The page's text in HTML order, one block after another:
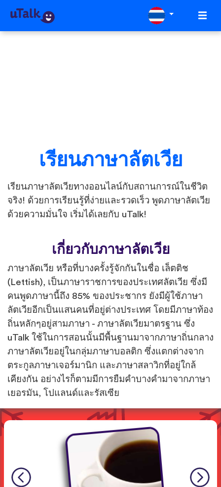
เรียนภาษาลัตเวีย
เรียนภาษาลัตเวียทางออนไลน์กับสถานการณ์ในชีวิต
จริง! ด้วยการเรียนรู้ที่ง่ายและรวดเร็ว พูดภาษาลัตเวีย
ด้วยความมั่นใจ เริ่มได้เลยกับ uTalk!
เกี่ยวกับภาษาลัตเวีย
ภาษาลัตเวีย หรือที่บางครั้งรู้จักกันในชื่อ เล็ตติช
(Lettish), เป็นภาษาราชการของประเทศลัตเวีย ซึ่งมี
คนพูดภาษานี้ถึง 85% ของประชากร ยังมีผู้ใช้ภาษา
ลัตเวียอีกเป็นแสนคนที่อยู่ต่างประเทศ โดยมีภาษาท้อง
ถิ่นหลักๆอยู่สามภาษา - ภาษาลัตเวียมาตรฐาน ซึ่ง
uTalk ใช้ในการสอนนั้นมีพื้นฐานมาจากภาษาถิ่นกลาง
ภาษาลัตเวียอยู่ในกลุ่มภาษาบอลติก ซึ่งแตกต่างจาก
ตระกูลภาษาเจอร์มานิก และภาษาสลาวิกที่อยู่ใกล้
เคียงกัน อย่างไรก็ตามมีการยืมคำบางคำมาจากภาษา
เยอรมัน, โปแลนด์และรัสเซีย